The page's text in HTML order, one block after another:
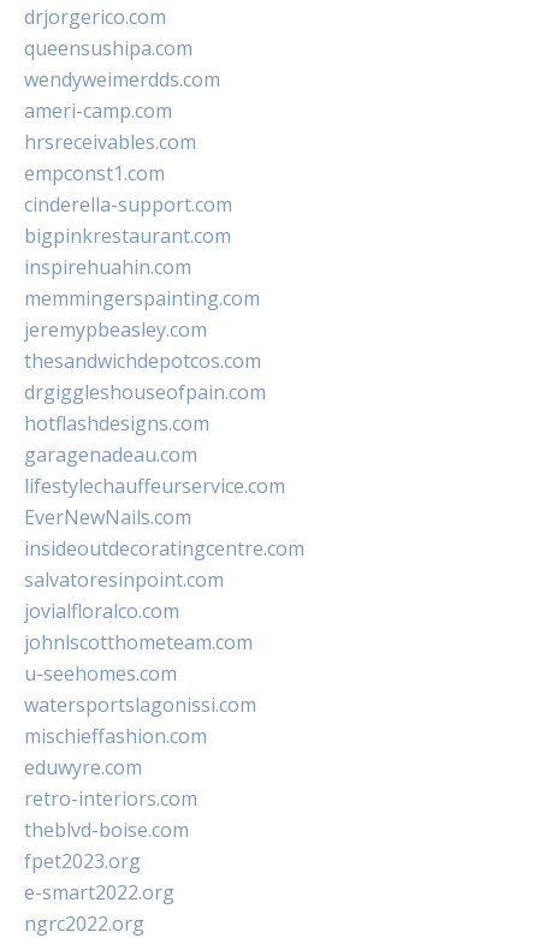
drjorgerico.com
queensushipa.com
wendyweimerdds.com
ameri-camp.com
hrsreceivables.com
empconst1.com
cinderella-support.com
bigpinkrestaurant.com
inspirehuahin.com
memmingerspainting.com
jeremypbeasley.com
thesandwichdepotcos.com
drgiggleshouseofpain.com
hotflashdesigns.com
garagenadeau.com
lifestylechauffeurservice.com
EverNewNails.com
insideoutdecoratingcentre.com
salvatoresinpoint.com
jovialfloralco.com
johnlscotthometeam.com
u-seehomes.com
watersportslagonissi.com
mischieffashion.com
eduwyre.com
retro-interiors.com
theblvd-boise.com
fpet2023.org
e-smart2022.org
ngrc2022.org